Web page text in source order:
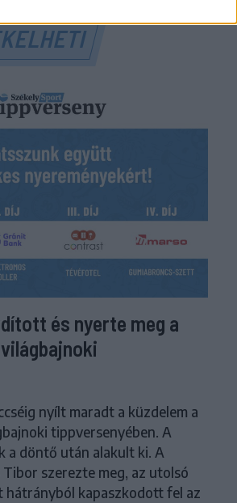
és nyerte meg a
nyílt maradt a küzdelem a
tippversenyében. A
a döntő után alakult ki. A
szerezte meg, az utolsó
hátrányból kapaszkodott fel az